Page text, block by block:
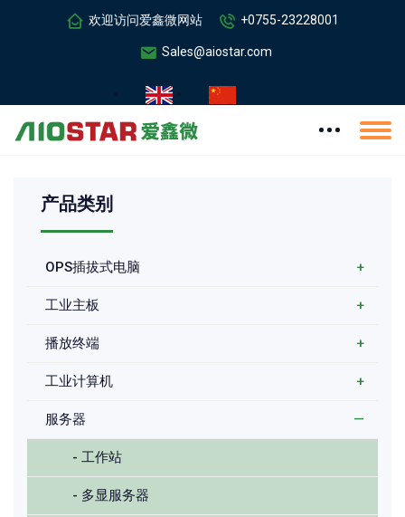
欢迎访问爱鑫微网站 +0755-23228001
Sales@aiostar.com
产品类别
OPS插拔式电脑 +
工业主板 +
播放终端 +
工业计算机 +
服务器 —
- 工作站
- 多显服务器